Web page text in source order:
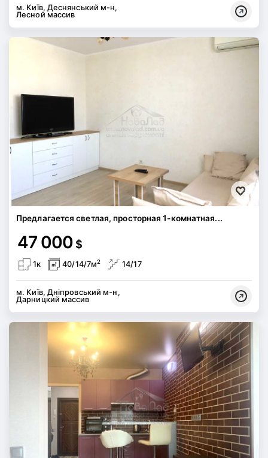
м. Київ, Деснянський м-н,
Лесной массив
Предлагается светлая, просторная 1-комнатная...
47 000 $
1к 40/14/7м2 14/17
м. Київ, Дніпровський м-н,
Дарницкий массив